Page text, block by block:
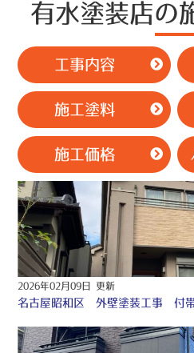
有水塗装店の
工事内容
施工塗料
施工価格
2026年02月09日 更新